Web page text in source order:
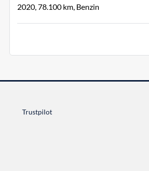
2020 78.100 Benzin
Trustpilot